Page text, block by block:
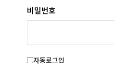
비밀번호
자동로그인